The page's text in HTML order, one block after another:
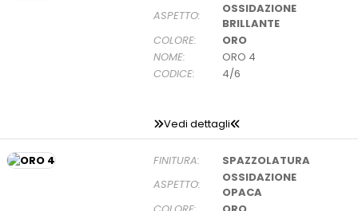
ASPETTO:
OSSIDAZIONE
BRILLANTE
COLORE:
ORO
NOME:
ORO 4
CODICE:
4/6
Vedi dettagli
FINITURA:
SPAZZOLATURA
ASPETTO:
OSSIDAZIONE
OPACA